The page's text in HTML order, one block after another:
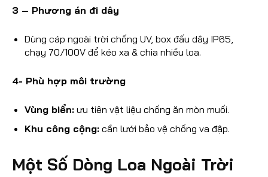
3 – Phương án đi dây
Dùng cáp ngoài trời chống UV, box đấu dây IP65,
chạy 70/100V để kéo xa & chia nhiều loa.
4- Phù hợp môi trường
Vùng biển: ưu tiên vật liệu chống ăn mòn muối.
Khu công cộng: cần lưới bảo vệ chống va đập.
Một Số Dòng Loa Ngoài Trời